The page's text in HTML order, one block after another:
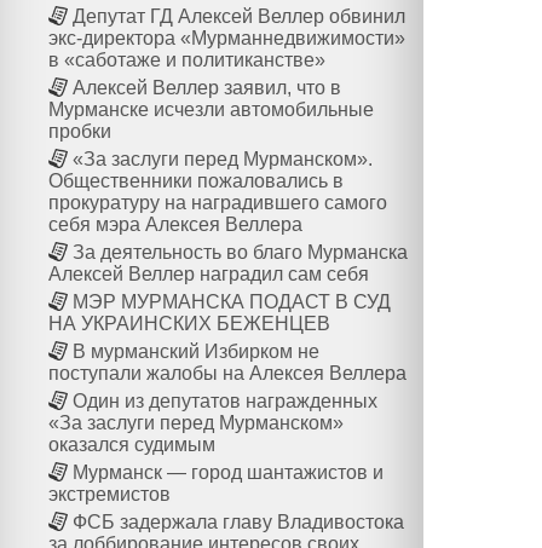
Депутат ГД Алексей Веллер обвинил
экс-директора «Мурманнедвижимости»
в «саботаже и политиканстве»
Алексей Веллер заявил, что в
Мурманске исчезли автомобильные
пробки
«За заслуги перед Мурманском».
Общественники пожаловались в
прокуратуру на наградившего самого
себя мэра Алексея Веллера
За деятельность во благо Мурманска
Алексей Веллер наградил сам себя
МЭР МУРМАНСКА ПОДАСТ В СУД
НА УКРАИНСКИХ БЕЖЕНЦЕВ
В мурманский Избирком не
поступали жалобы на Алексея Веллера
Один из депутатов награжденных
«За заслуги перед Мурманском»
оказался судимым
Мурманск — город шантажистов и
экстремистов
ФСБ задержала главу Владивостока
за лоббирование интересов своих